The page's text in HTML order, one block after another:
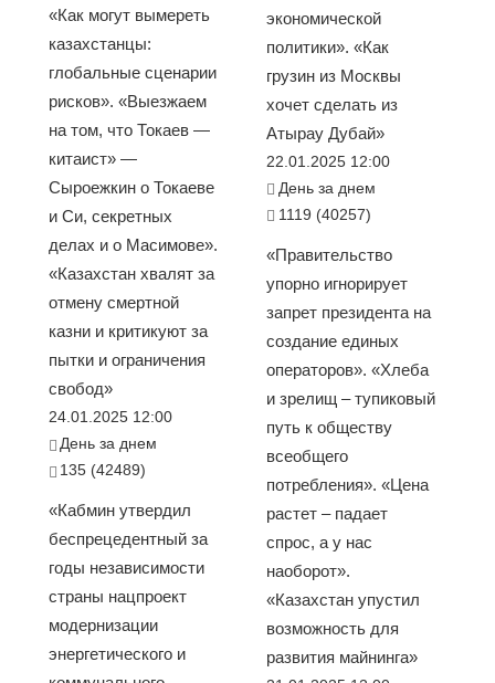
«Как могут вымереть
казахстанцы:
глобальные сценарии
рисков». «Выезжаем
на том, что Токаев —
китаист» —
Сыроежкин о Токаеве
и Си, секретных
делах и о Масимове».
«Казахстан хвалят за
отмену смертной
казни и критикуют за
пытки и ограничения
свобод»
24.01.2025 12:00
День за днем
135 (42489)
«Кабмин утвердил
беспрецедентный за
годы независимости
страны нацпроект
модернизации
энергетического и
экономической
политики». «Как
грузин из Москвы
хочет сделать из
Атырау Дубай»
22.01.2025 12:00
День за днем
1119 (40257)
«Правительство
упорно игнорирует
запрет президента на
создание единых
операторов». «Хлеба
и зрелищ – тупиковый
путь к обществу
всеобщего
потребления». «Цена
растет – падает
спрос, а у нас
наоборот».
«Казахстан упустил
возможность для
развития майнинга»